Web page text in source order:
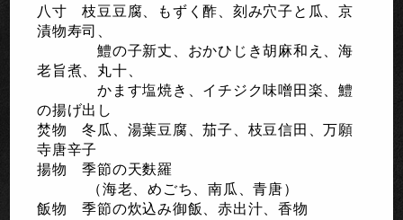
八寸 枝豆豆腐、もずく酢、刻み穴子と瓜、京
漬物寿司、
鱧の子新丈、おかひじき胡麻和え、海
老旨煮、丸十、
かます塩焼き、イチジク味噌田楽、鱧
の揚げ出し
焚物 冬瓜、湯葉豆腐、茄子、枝豆信田、万願
寺唐辛子
揚物 季節の天麩羅
（海老、めごち、南瓜、青唐）
飯物 季節の炊込み御飯、赤出汁、香物